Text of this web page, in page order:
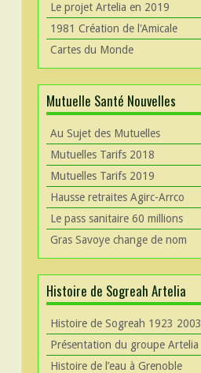
Le projet Artelia en 2019
1981 Création de l'Amicale
Cartes du Monde
Mutuelle Santé Nouvelles
Au Sujet des Mutuelles
Mutuelles Tarifs 2018
Mutuelles Tarifs 2019
Hausse retraites Agirc-Arrco
Le pass sanitaire 60 millions
Gras Savoye change de nom
Histoire de Sogreah Artelia
Histoire de Sogreah 1923 2003
Présentation du groupe Artelia
Histoire de l’eau à Grenoble